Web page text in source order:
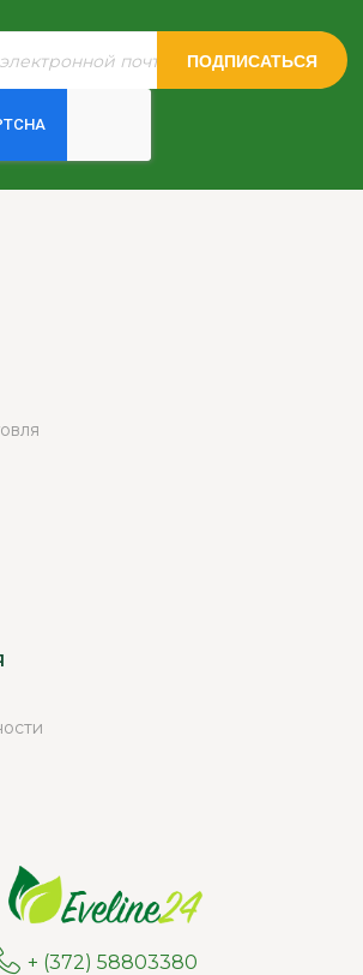
ПОДПИСАТЬСЯ
+ (372) 58803380